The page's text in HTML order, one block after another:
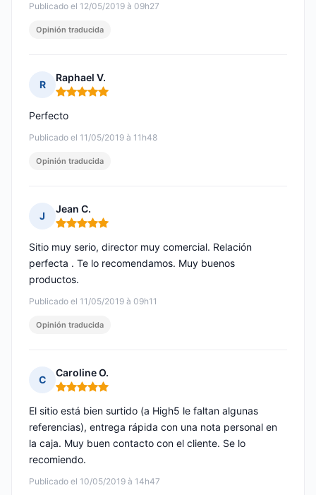
Publicado el 12/05/2019 à 09h27
Opinión traducida
R
Raphael V.
Nota: 5 de 5
Publicado el 11/05/2019 à 11h48
Perfecto
Opinión traducida
J
Jean C.
Nota: 5 de 5
Publicado el 11/05/2019 à 09h11
Sitio muy serio, director muy comercial. Relación
perfecta . Te lo recomendamos. Muy buenos
productos.
Opinión traducida
C
Caroline O.
Nota: 5 de 5
Publicado el 10/05/2019 à 14h47
El sitio está bien surtido (a High5 le faltan algunas
referencias), entrega rápida con una nota personal en
la caja. Muy buen contacto con el cliente. Se lo
recomiendo.